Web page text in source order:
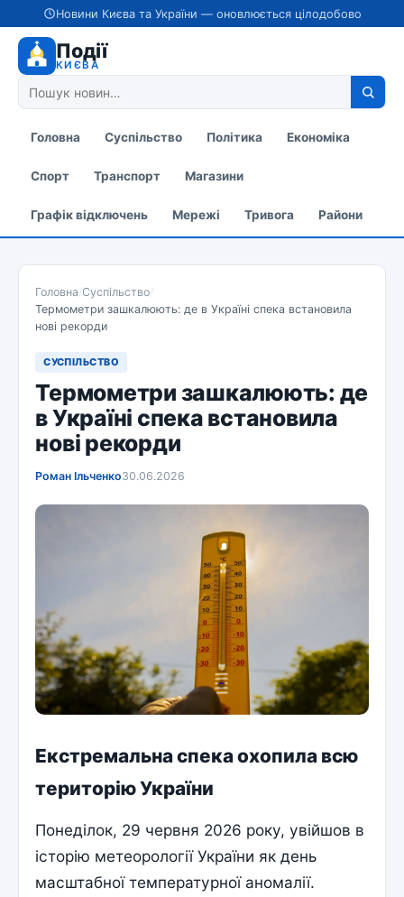
Новини Києва та України — оновлюється цілодобово
Події
КИЄВА
Головна Суспільство Політика Економіка
Спорт Транспорт Магазини
Графік відключень Мережі Тривога Райони
Головна/Суспільство/
Термометри зашкалюють: де в Україні спека встановила
нові рекорди
СУСПІЛЬСТВО
Термометри зашкалюють: де
в Україні спека встановила
нові рекорди
Роман Ільченко30.06.2026
Екстремальна спека охопила всю
територію України
Понеділок, 29 червня 2026 року, увійшов в
історію метеорології України як день
масштабної температурної аномалії.